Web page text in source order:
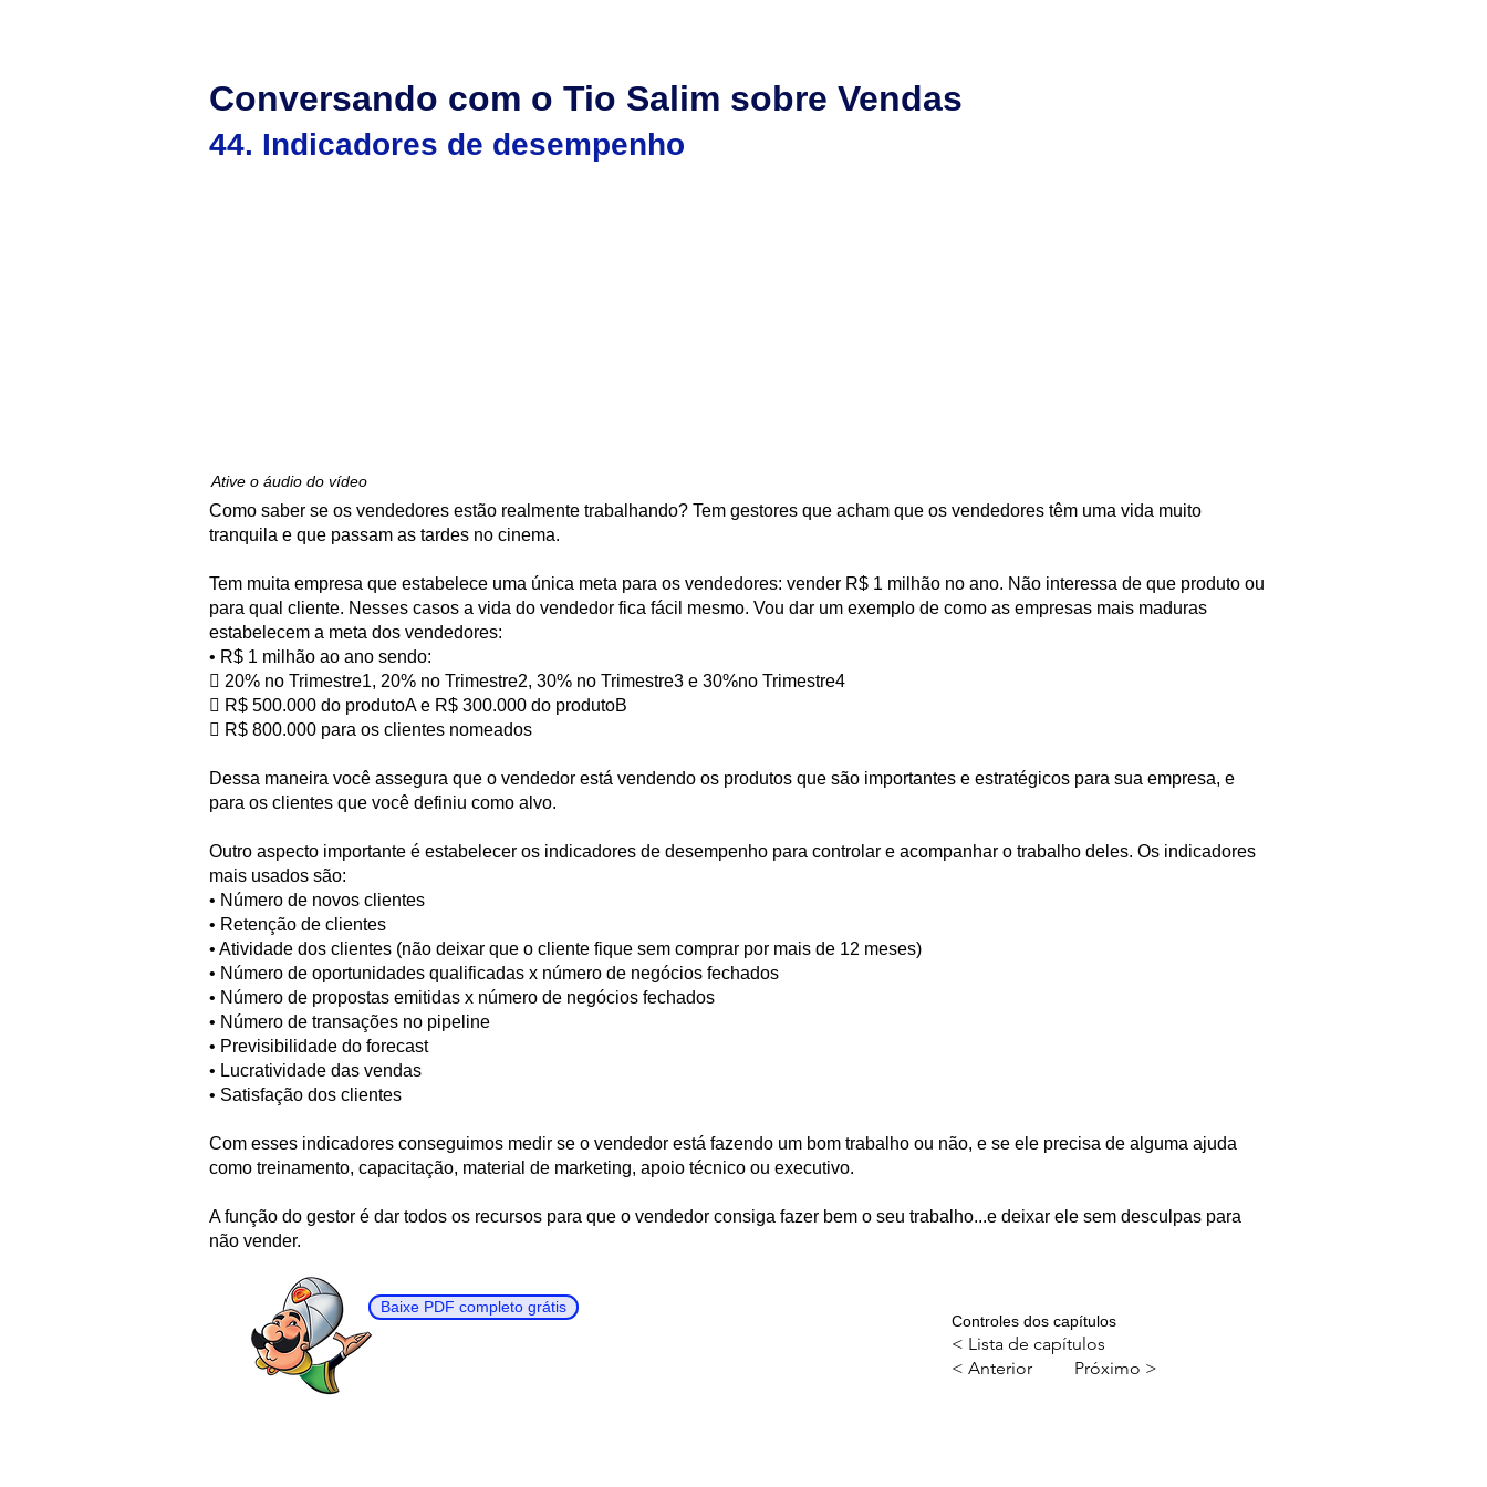
Conversando com o Tio Salim sobre Vendas
44. Indicadores de desempenho
Ative o áudio do vídeo
Como saber se os vendedores estão realmente trabalhando? Tem gestores que acham que os vendedores têm uma vida muito
tranquila e que passam as tardes no cinema.
Tem muita empresa que estabelece uma única meta para os vendedores: vender R$ 1 milhão no ano. Não interessa de que produto ou
para qual cliente. Nesses casos a vida do vendedor fica fácil mesmo. Vou dar um exemplo de como as empresas mais maduras
estabelecem a meta dos vendedores:
• R$ 1 milhão ao ano sendo:
 20% no Trimestre1, 20% no Trimestre2, 30% no Trimestre3 e 30%no Trimestre4
 R$ 500.000 do produtoA e R$ 300.000 do produtoB
 R$ 800.000 para os clientes nomeados
Dessa maneira você assegura que o vendedor está vendendo os produtos que são importantes e estratégicos para sua empresa, e
para os clientes que você definiu como alvo.
Outro aspecto importante é estabelecer os indicadores de desempenho para controlar e acompanhar o trabalho deles. Os indicadores
mais usados são:
• Número de novos clientes
• Retenção de clientes
• Atividade dos clientes (não deixar que o cliente fique sem comprar por mais de 12 meses)
• Número de oportunidades qualificadas x número de negócios fechados
• Número de propostas emitidas x número de negócios fechados
• Número de transações no pipeline
• Previsibilidade do forecast
• Lucratividade das vendas
• Satisfação dos clientes
Com esses indicadores conseguimos medir se o vendedor está fazendo um bom trabalho ou não, e se ele precisa de alguma ajuda
como treinamento, capacitação, material de marketing, apoio técnico ou executivo.
A função do gestor é dar todos os recursos para que o vendedor consiga fazer bem o seu trabalho...e deixar ele sem desculpas para
não vender.
Baixe PDF completo grátis
< Lista de capítulos
< Anterior
Próximo >
Controles dos capítulos